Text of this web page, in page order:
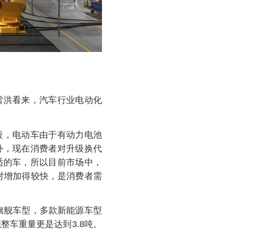
看来，汽车行业电动化
电动车由于有动力电池
现在消费者对升级换代
车，所以目前市场中，
增加得较快，是消费者需
舰车型，多款新能源车型
车重量更是达到3.8吨。